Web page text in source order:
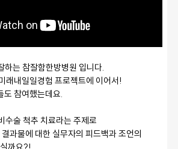
하는 참잘함한방병원 입니다.
래내일일경험 프로젝트에 이어서!
참여했는데요.
수술 척추 치료라는 주제로
과물에 대한 실무자의 피드백과 조언의